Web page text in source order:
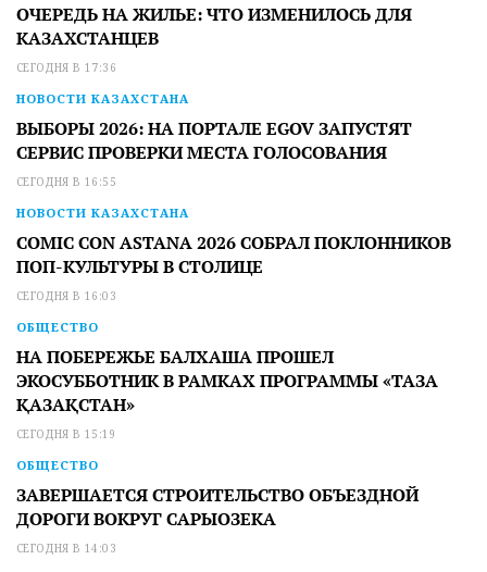
ОЧЕРЕДЬ НА ЖИЛЬЕ: ЧТО ИЗМЕНИЛОСЬ ДЛЯ
КАЗАХСТАНЦЕВ
СЕГОДНЯ В 17:36
НОВОСТИ КАЗАХСТАНА
ВЫБОРЫ 2026: НА ПОРТАЛЕ EGOV ЗАПУСТЯТ
СЕРВИС ПРОВЕРКИ МЕСТА ГОЛОСОВАНИЯ
СЕГОДНЯ В 16:55
НОВОСТИ КАЗАХСТАНА
COMIC CON ASTANA 2026 СОБРАЛ ПОКЛОННИКОВ
ПОП-КУЛЬТУРЫ В СТОЛИЦЕ
СЕГОДНЯ В 16:03
ОБЩЕСТВО
НА ПОБЕРЕЖЬЕ БАЛХАША ПРОШЕЛ
ЭКОСУББОТНИК В РАМКАХ ПРОГРАММЫ «ТАЗА
ҚАЗАҚСТАН»
СЕГОДНЯ В 15:19
ОБЩЕСТВО
ЗАВЕРШАЕТСЯ СТРОИТЕЛЬСТВО ОБЪЕЗДНОЙ
ДОРОГИ ВОКРУГ САРЫОЗЕКА
СЕГОДНЯ В 14:03